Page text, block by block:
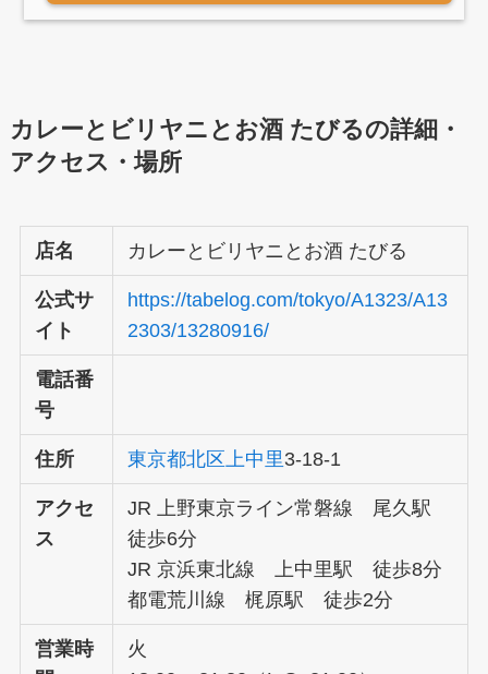
カレーとビリヤニとお酒 たびるの詳細・
アクセス・場所
店名 カレーとビリヤニとお酒 たびる
公式サ
イト
https://tabelog.com/tokyo/A1323/A13
2303/13280916/
電話番
号
住所 東京都北区上中里3-18-1
アクセ
ス
JR 上野東京ライン常磐線 尾久駅
徒歩6分
JR 京浜東北線 上中里駅 徒歩8分
都電荒川線 梶原駅 徒歩2分
営業時
火